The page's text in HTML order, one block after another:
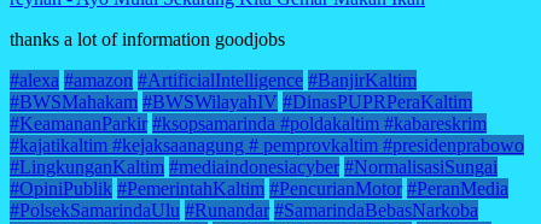
thanks a lot of information goodjobs
#alexa #amazon #ArtificialIntelligence #BanjirKaltim
#BWSMahakam #BWSWilayahIV #DinasPUPRPeraKaltim
#KeamananParkir #ksopsamarinda #poldakaltim #kabareskrim
#kajatikaltim #kejaksaanagung # pemprovkaltim #presidenprabowo
#LingkunganKaltim #mediaindonesiacyber #NormalisasiSungai
#OpiniPublik #PemerintahKaltim #PencurianMotor #PeranMedia
#PolsekSamarindaUlu #Runandar #SamarindaBebasNarkoba